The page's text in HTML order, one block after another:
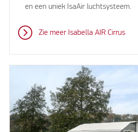
en een uniek IsaAir luchtsysteem.
Zie meer Isabella AIR Cirrus